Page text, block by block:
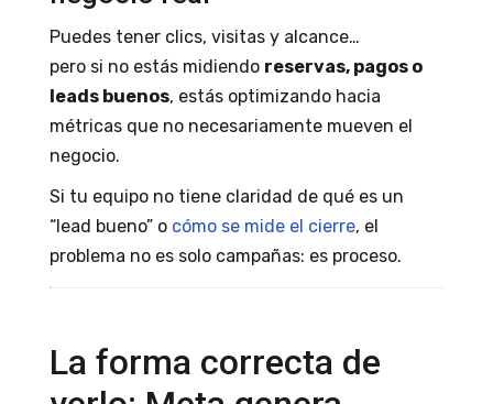
Puedes tener clics, visitas y alcance…
pero si no estás midiendo reservas, pagos o
leads buenos, estás optimizando hacia
métricas que no necesariamente mueven el
negocio.
Si tu equipo no tiene claridad de qué es un
“lead bueno” o cómo se mide el cierre, el
problema no es solo campañas: es proceso.
La forma correcta de